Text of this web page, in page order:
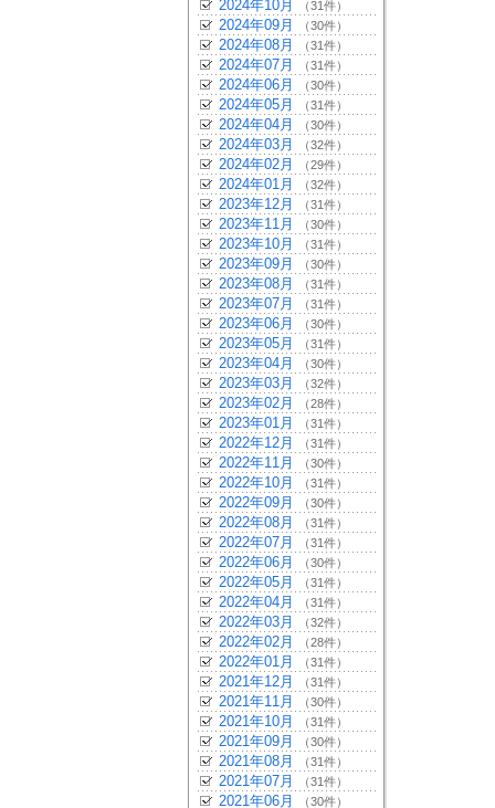
2024年10月 （31件）
2024年09月 （30件）
2024年08月 （31件）
2024年07月 （31件）
2024年06月 （30件）
2024年05月 （31件）
2024年04月 （30件）
2024年03月 （32件）
2024年02月 （29件）
2024年01月 （32件）
2023年12月 （31件）
2023年11月 （30件）
2023年10月 （31件）
2023年09月 （30件）
2023年08月 （31件）
2023年07月 （31件）
2023年06月 （30件）
2023年05月 （31件）
2023年04月 （30件）
2023年03月 （32件）
2023年02月 （28件）
2023年01月 （31件）
2022年12月 （31件）
2022年11月 （30件）
2022年10月 （31件）
2022年09月 （30件）
2022年08月 （31件）
2022年07月 （31件）
2022年06月 （30件）
2022年05月 （31件）
2022年04月 （31件）
2022年03月 （32件）
2022年02月 （28件）
2022年01月 （31件）
2021年12月 （31件）
2021年11月 （30件）
2021年10月 （31件）
2021年09月 （30件）
2021年08月 （31件）
2021年07月 （31件）
2021年06月 （30件）